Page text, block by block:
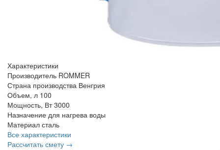
Характеристики
Производитель ROMMER
Страна производства Венгрия
Объем, л 100
Мощность, Вт 3000
Назначение для нагрева воды
Материал сталь
Все характеристики
Рассчитать смету →